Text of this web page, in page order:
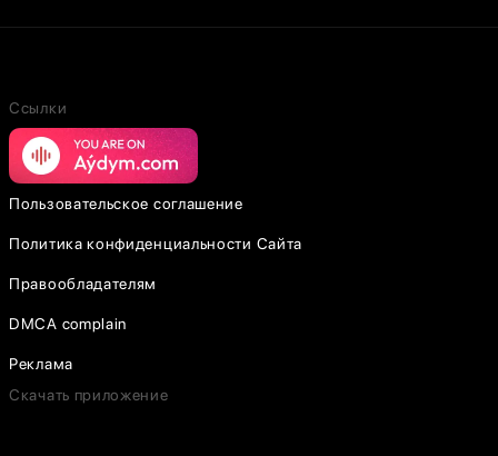
Ссылки
Пользовательское соглашение
Политика конфиденциальности Сайта
Правообладателям
DMCA complain
Реклама
Скачать приложение